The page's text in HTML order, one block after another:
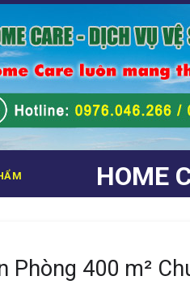
HOME
Phòng 400 m²